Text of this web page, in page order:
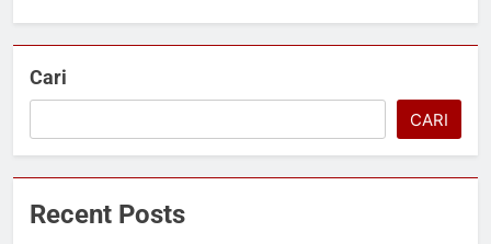
Cari
CARI
Recent Posts